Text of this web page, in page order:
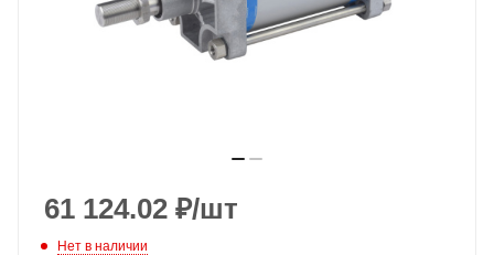
61 124.02 ₽/шт
Нет в наличии